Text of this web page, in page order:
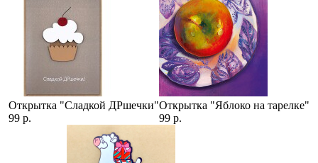
Открытка "Сладкой ДРшечки"
99 р.
Открытка "Яблоко на тарелке"
99 р.